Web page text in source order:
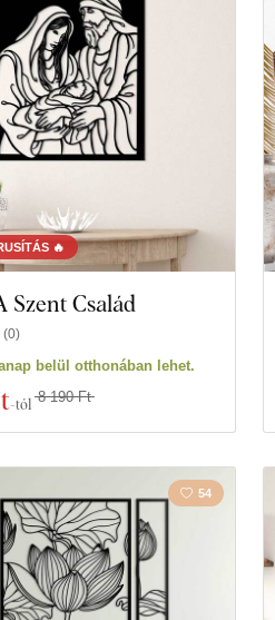
Csendélet
termékeket
🔥
Szent Család
(0)
belül otthonában lehet.
-tól 8 190 Ft
54